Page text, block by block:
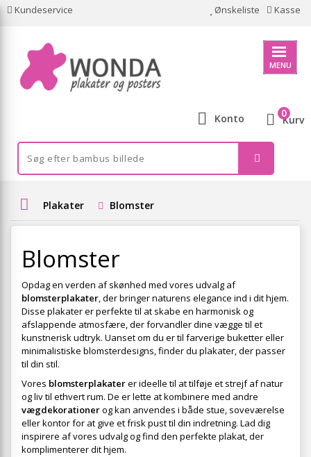
Kundeservice Ønskeliste Kasse
MENU
Konto Kurv
0
Plakater Blomster
Blomster
Opdag en verden af skønhed med vores udvalg af
blomsterplakater, der bringer naturens elegance ind i dit hjem.
Disse plakater er perfekte til at skabe en harmonisk og
afslappende atmosfære, der forvandler dine vægge til et
kunstnerisk udtryk. Uanset om du er til farverige buketter eller
minimalistiske blomsterdesigns, finder du plakater, der passer
til din stil.
Vores blomsterplakaterer ideelle til at tilføje et strejf af natur
og liv til ethvert rum. De er lette at kombinere med andre
vægdekorationerog kan anvendes i både stue, soveværelse
eller kontor for at give et frisk pust til din indretning. Lad dig
inspirere af vores udvalg og find den perfekte plakat, der
komplimenterer dit hjem.